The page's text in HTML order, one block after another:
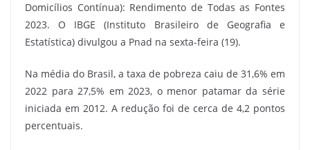
Domicílios Contínua): Rendimento de Todas as Fontes
2023. O IBGE (Instituto Brasileiro de Geografia e
Estatística) divulgou a Pnad na sexta-feira (19).
Na média do Brasil, a taxa de pobreza caiu de 31,6% em
2022 para 27,5% em 2023, o menor patamar da série
iniciada em 2012. A redução foi de cerca de 4,2 pontos
percentuais.